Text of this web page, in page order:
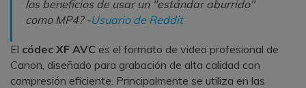
los beneficios de usar un "estándar aburrido"
como MP4? -Usuario de Reddit
El códec XF AVC es el formato de video profesional de
Canon, diseñado para grabación de alta calidad con
compresión eficiente. Principalmente se utiliza en las